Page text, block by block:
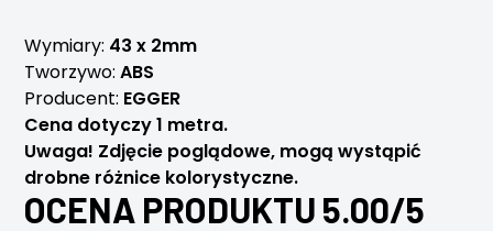
Wymiary: 43 x 2mm
Tworzywo:ABS
Producent: EGGER
Cena dotyczy 1 metra.
Uwaga! Zdjęcie poglądowe, mogą wystąpić
drobne różnice kolorystyczne.
OCENA PRODUKTU 5.00/5